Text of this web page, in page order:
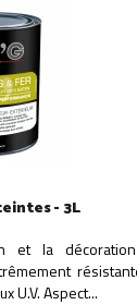
- 3L
et la
U.V. Aspect...